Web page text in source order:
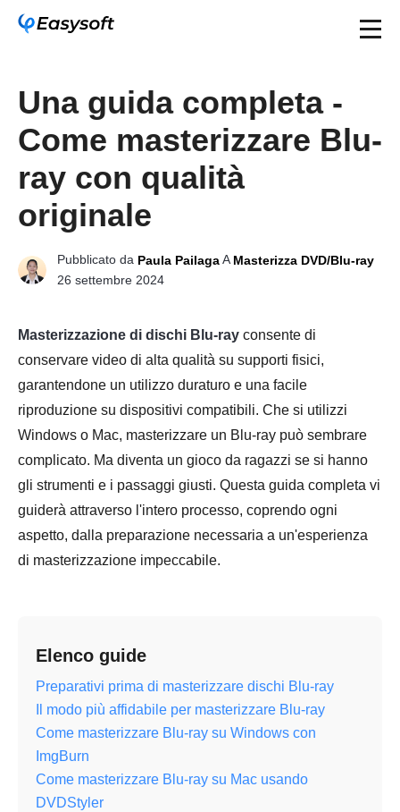
Una guida completa -
Come masterizzare Blu-
ray con qualità
originale
Pubblicato da Paula PailagaA Masterizza DVD/Blu-ray
26 settembre 2024
Masterizzazione di dischi Blu-ray consente di
conservare video di alta qualità su supporti fisici,
garantendone un utilizzo duraturo e una facile
riproduzione su dispositivi compatibili. Che si utilizzi
Windows o Mac, masterizzare un Blu-ray può sembrare
complicato. Ma diventa un gioco da ragazzi se si hanno
gli strumenti e i passaggi giusti. Questa guida completa vi
guiderà attraverso l'intero processo, coprendo ogni
aspetto, dalla preparazione necessaria a un'esperienza
di masterizzazione impeccabile.
Elenco guide
Preparativi prima di masterizzare dischi Blu-ray
Il modo più affidabile per masterizzare Blu-ray
Come masterizzare Blu-ray su Windows con
ImgBurn
Come masterizzare Blu-ray su Mac usando
DVDStyler